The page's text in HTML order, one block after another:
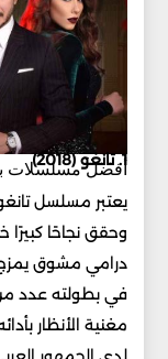
أفضل مسلسلات
1. تانغو (2018)
يعتبر مسلسل
وحقق نجاحًا
درامي مشوق يمزج
في بطولته عدد من
مغنية الأنظار